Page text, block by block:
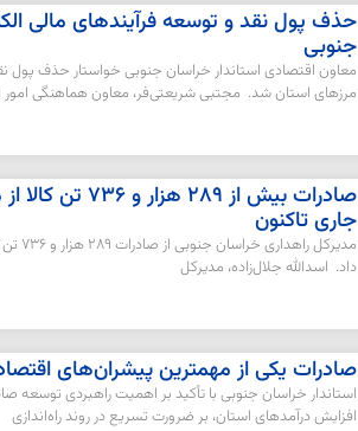
حذف پول نقد و توسعه فرآیندهای مالی
جنوبی
معاون اقتصادی استاندار خراسان جنوبی خواستار حذف پول
مرزهای استان شد. مجتبی شریعتی‌فر، معاون هماهنگی امور
صادرات بیش از
جاری تاکنون
داد. اسدالله جلال‌زاده، مدیرکل
صادرات یکی از مهمترین پیشران‌های
استاندار خراسان جنوبی با تأکید بر اهمیت راهبردی توسعه
افزایش درآمدهای استان، بر ضرورت تسریع در روند راه‌اندازی